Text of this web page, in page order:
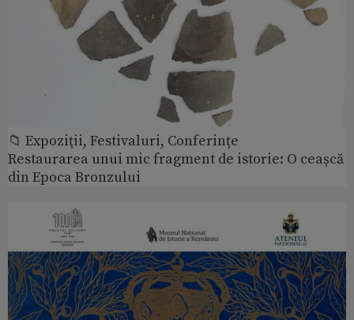
📁 Expoziţii, Festivaluri, Conferințe
Restaurarea unui mic fragment de istorie: O ceașcă
din Epoca Bronzului